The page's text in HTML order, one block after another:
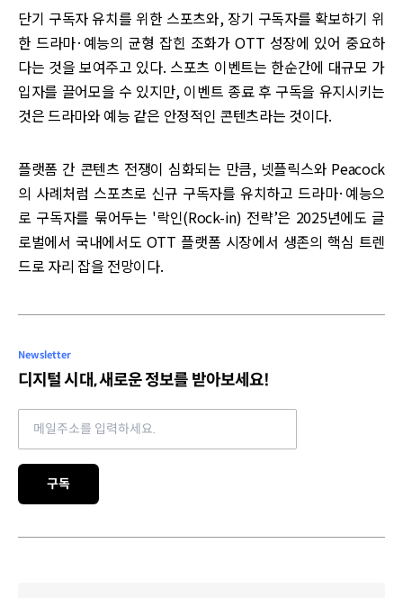
단기 구독자 유치를 위한 스포츠와, 장기 구독자를 확보하기 위
한 드라마·예능의 균형 잡힌 조화가 OTT 성장에 있어 중요하
다는 것을 보여주고 있다. 스포츠 이벤트는 한순간에 대규모 가
입자를 끌어모을 수 있지만, 이벤트 종료 후 구독을 유지시키는
것은 드라마와 예능 같은 안정적인 콘텐츠라는 것이다.
플랫폼 간 콘텐츠 전쟁이 심화되는 만큼, 넷플릭스와 Peacock
의 사례처럼 스포츠로 신규 구독자를 유치하고 드라마·예능으
로 구독자를 묶어두는 '락인(Rock-in) 전략’은 2025년에도 글
로벌에서 국내에서도 OTT 플랫폼 시장에서 생존의 핵심 트렌
드로 자리 잡을 전망이다.
Newsletter
디지털 시대, 새로운 정보를 받아보세요!
Email address
구독